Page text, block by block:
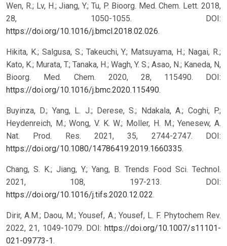
Wen, R.; Lv, H.; Jiang, Y.; Tu, P. Bioorg. Med. Chem. Lett. 2018,
28, 1050-1055. DOI:
https://doi.org/10.1016/j.bmcl.2018.02.026.
Hikita, K.; Salgusa, S.; Takeuchi, Y.; Matsuyama, H.; Nagai, R.;
Kato, K.; Murata, T.; Tanaka, H.; Wagh, Y. S.; Asao, N.; Kaneda, N,
Bioorg. Med. Chem. 2020, 28, 115490. DOI:
https://doi.org/10.1016/j.bmc.2020.115490.
Buyinza, D.; Yang, L. J.; Derese, S.; Ndakala, A.; Coghi, P.;
Heydenreich, M.; Wong, V. K. W.; Moller, H. M.; Yenesew, A.
Nat. Prod. Res. 2021, 35, 2744-2747. DOI:
https://doi.org/10.1080/14786419.2019.1660335.
Chang, S. K.; Jiang, Y.; Yang, B. Trends Food Sci. Technol.
2021, 108, 197-213. DOI:
https://doi.org/10.1016/j.tifs.2020.12.022.
Dirir, A.M.; Daou, M.; Yousef, A.; Yousef, L. F. Phytochem Rev.
2022, 21, 1049-1079. DOI: https://doi.org/10.1007/s11101-
021-09773-1.